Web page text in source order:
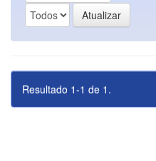
Resultado 1-1 de 1.